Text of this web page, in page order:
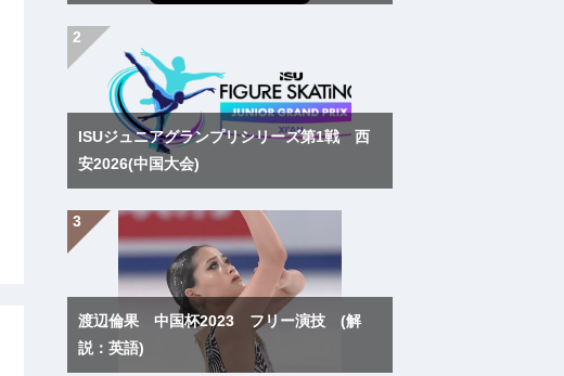
ISUジュニアグランプリシリーズ第1戦 西
安2026(中国大会)
渡辺倫果 中国杯2023 フリー演技 (解
説：英語)